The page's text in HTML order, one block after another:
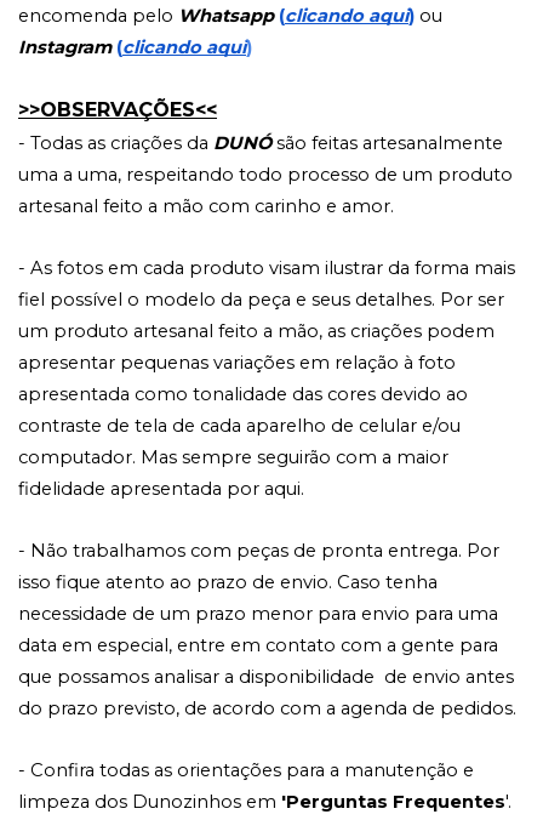
encomenda pelo Whatsapp (clicando aqui)
Instagram (clicando aqui)
>>OBSERVAÇÕES<<
- Todas as criações da DUNÓ são feitas artesanalmente
uma a uma, respeitando todo processo de um produto
artesanal feito a mão com carinho e amor.
- As fotos em cada produto visam ilustrar da forma mais
fiel possível o modelo da peça e seus detalhes. Por ser
um produto artesanal feito a mão, as criações podem
apresentar pequenas variações em relação à foto
apresentada como tonalidade das cores devido ao
contraste de tela de cada aparelho de celular e/ou
computador. Mas sempre seguirão com a maior
fidelidade apresentada por aqui.
- Não trabalhamos com peças de pronta entrega. Por
isso fique atento ao prazo de envio. Caso tenha
necessidade de um prazo menor para envio para uma
data em especial, entre em contato com a gente para
que possamos analisar a disponibilidade  de envio antes
do prazo previsto, de acordo com a agenda de pedidos.
- Confira todas as orientações para a manutenção e
limpeza dos Dunozinhos em 'Perguntas Frequentes'.